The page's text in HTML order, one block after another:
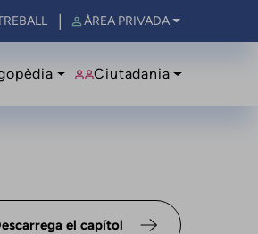
ÀREA PRIVADA
Ciutadania
el capítol